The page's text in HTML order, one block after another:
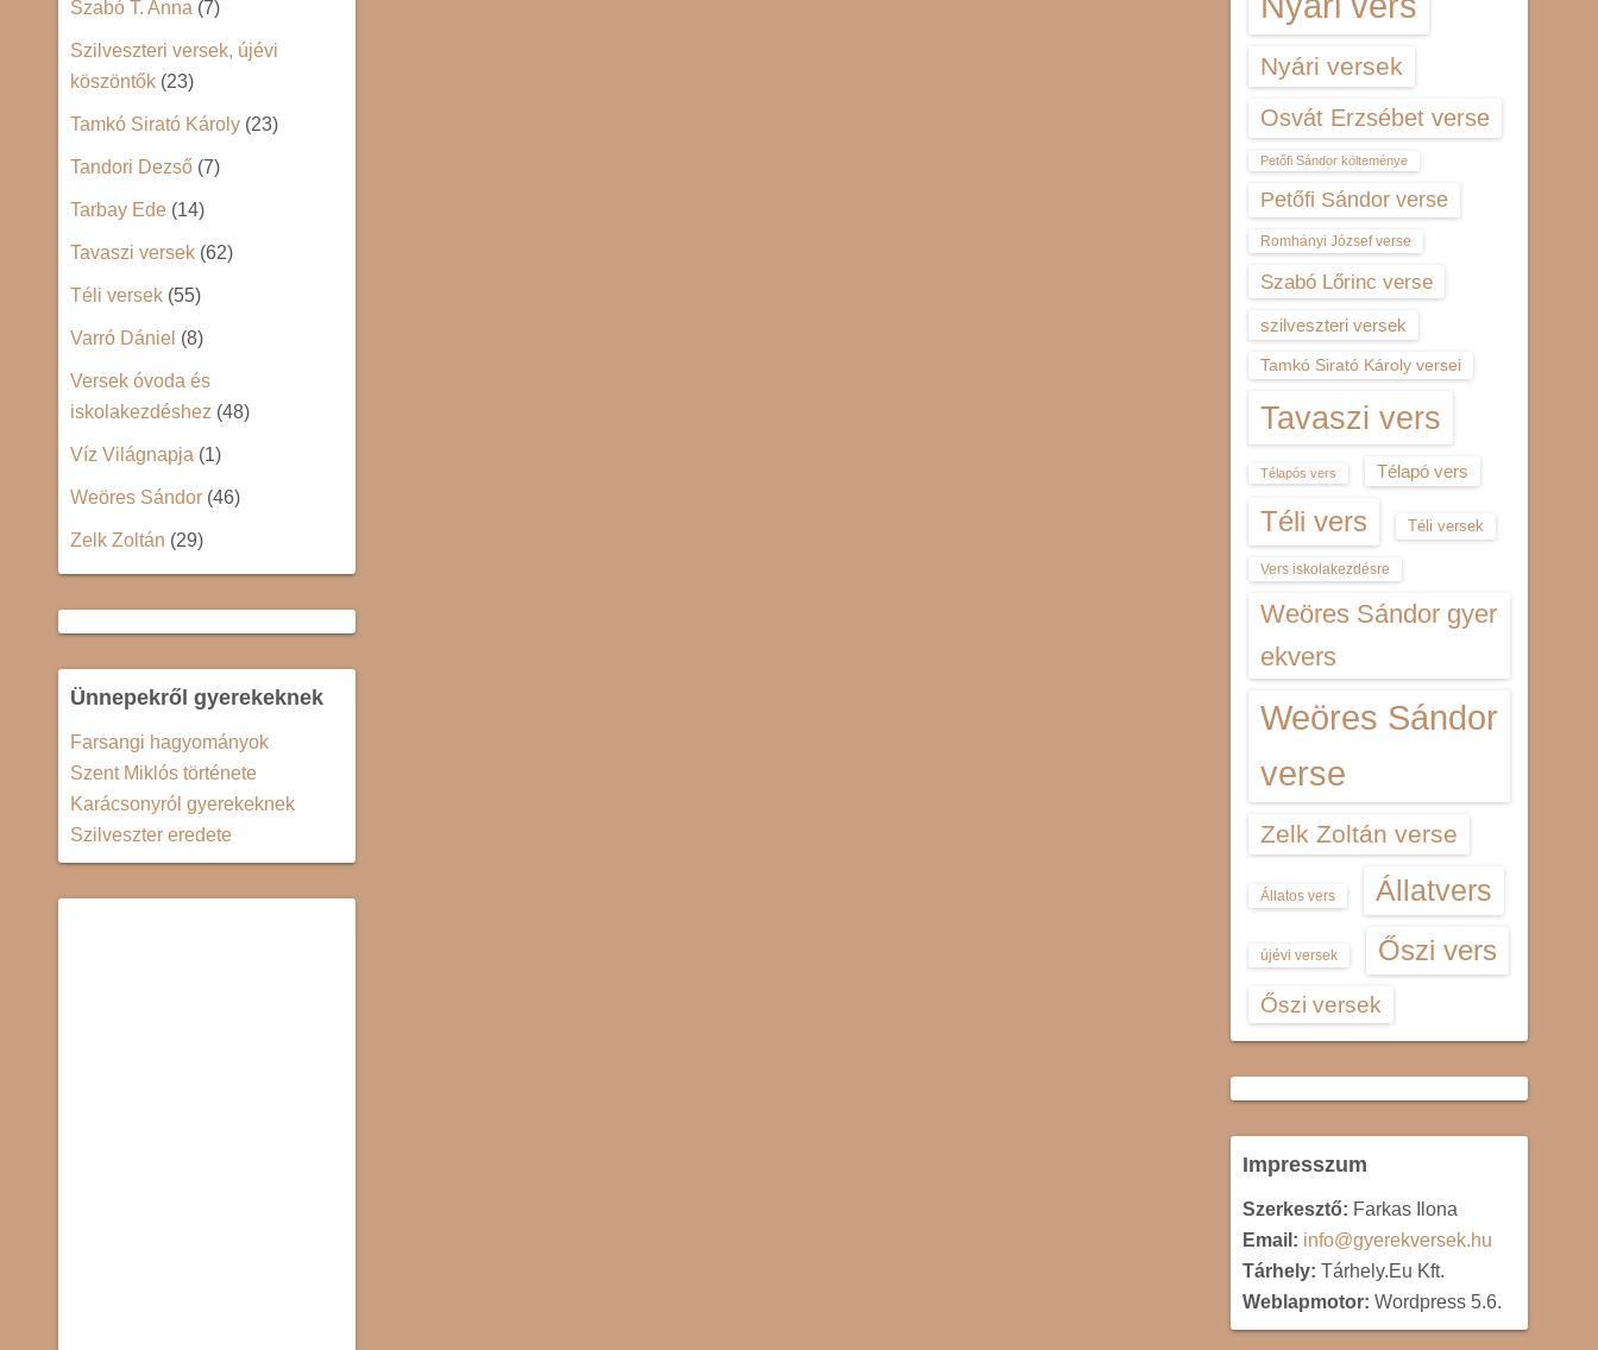
Szabó T. Anna (7)
Szilveszteri versek, újévi
köszöntők (23)
Tamkó Sirató Károly (23)
Tandori Dezső (7)
Tarbay Ede (14)
Tavaszi versek (62)
Téli versek (55)
Varró Dániel (8)
Versek óvoda és
iskolakezdéshez (48)
Víz Világnapja (1)
Weöres Sándor (46)
Zelk Zoltán (29)
Ünnepekről gyerekeknek
Farsangi hagyományok
Szent Miklós története
Karácsonyról gyerekeknek
Szilveszter eredete
Nyári versek
Osvát Erzsébet verse
Petőfi Sándor költeménye
Petőfi Sándor verse
Romhányi József verse
Szabó Lőrinc verse
szilveszteri versek
Tamkó Sirató Károly versei
Tavaszi vers
Télapós vers Télapó vers
Téli vers Téli versek
Vers iskolakezdésre
Weöres Sándor gyer
ekvers
Weöres Sándor
verse
Zelk Zoltán verse
Állatos vers Állatvers
újévi versek Őszi vers
Őszi versek
Impresszum
Szerkesztő: Farkas Ilona
Email: info@gyerekversek.hu
Tárhely: Tárhely.Eu Kft.
Weblapmotor: Wordpress 5.6.